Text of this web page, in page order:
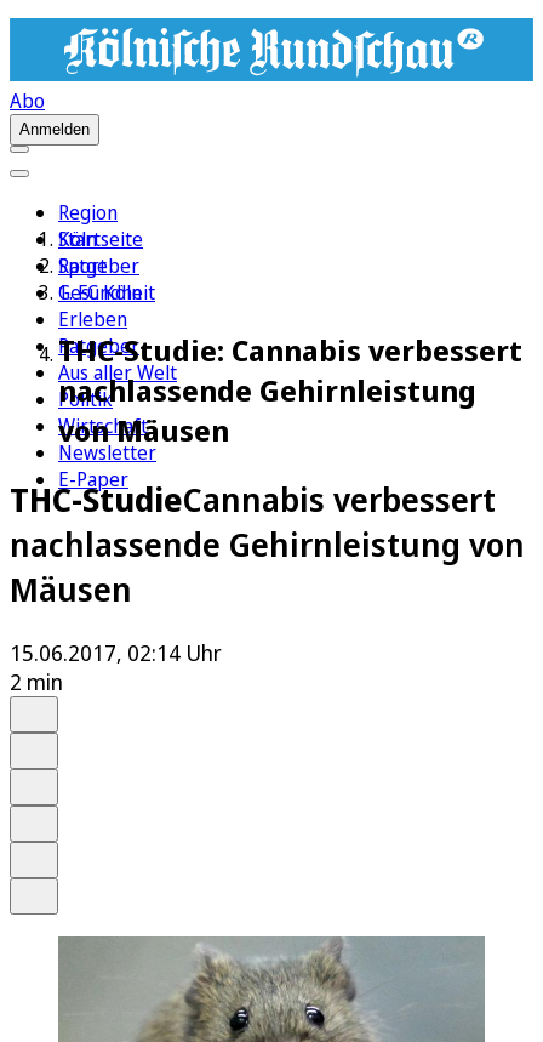
Abo
Anmelden
Region
Köln
Sport
1. FC Köln
Erleben
Ratgeber
Aus aller Welt
Politik
Wirtschaft
Newsletter
E-Paper
Startseite
Ratgeber
Gesundheit
THC-Studie: Cannabis verbessert
nachlassende Gehirnleistung
von Mäusen
THC-StudieCannabis verbessert
nachlassende Gehirnleistung von
Mäusen
15.06.2017, 02:14 Uhr
2 min